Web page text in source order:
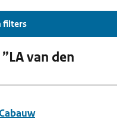
filters
van den